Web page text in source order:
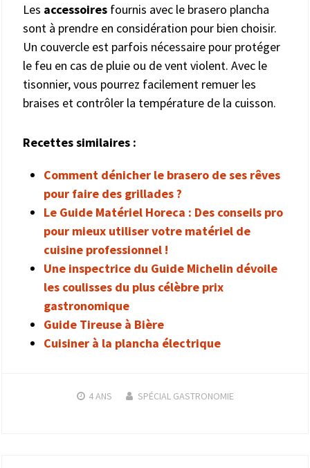
Les accessoires fournis avec le brasero plancha
sont à prendre en considération pour bien choisir.
Un couvercle est parfois nécessaire pour protéger
le feu en cas de pluie ou de vent violent. Avec le
tisonnier, vous pourrez facilement remuer les
braises et contrôler la température de la cuisson.
Recettes similaires :
Comment dénicher le brasero de ses rêves
pour faire des grillades ?
Le Guide Matériel Horeca : Des conseils pro
pour mieux utiliser votre matériel de
cuisine professionnel !
Une inspectrice du Guide Michelin dévoile
les coulisses du plus célèbre prix
gastronomique
Guide Tireuse à Bière
Cuisiner à la plancha électrique
4 ANS SPÉCIAL GASTRONOMIE